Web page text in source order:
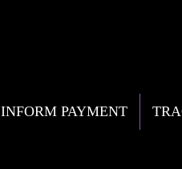
INFORM PAYMENT